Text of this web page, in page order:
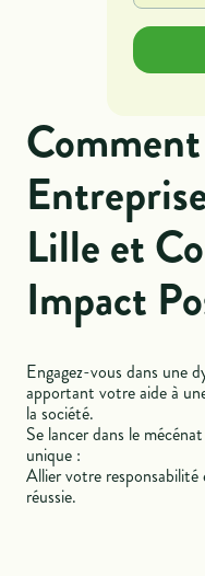
Lille et
Impact
Engagez-vous dans une
apportant votre aide à
la société.
Se lancer dans le
unique :
Allier votre
réussie.